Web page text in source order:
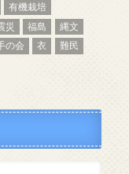
有機栽培
災 福島
縄文
の会 衣
難民